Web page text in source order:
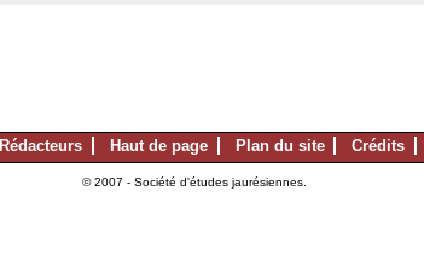
Rédacteurs Haut de page Plan du site Crédits
© 2007 - Société d'études jaurésiennes.